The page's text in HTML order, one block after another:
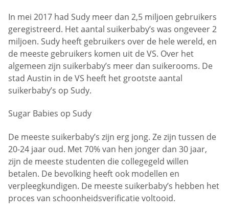
In mei 2017 had Sudy meer dan 2,5 miljoen gebruikers
geregistreerd. Het aantal suikerbaby’s was ongeveer 2
miljoen. Sudy heeft gebruikers over de hele wereld, en
de meeste gebruikers komen uit de VS. Over het
algemeen zijn suikerbaby’s meer dan suikerooms. De
stad Austin in de VS heeft het grootste aantal
suikerbaby’s op Sudy.
Sugar Babies op Sudy
De meeste suikerbaby’s zijn erg jong. Ze zijn tussen de
20-24 jaar oud. Met 70% van hen jonger dan 30 jaar,
zijn de meeste studenten die collegegeld willen
betalen. De bevolking heeft ook modellen en
verpleegkundigen. De meeste suikerbaby’s hebben het
proces van schoonheidsverificatie voltooid.